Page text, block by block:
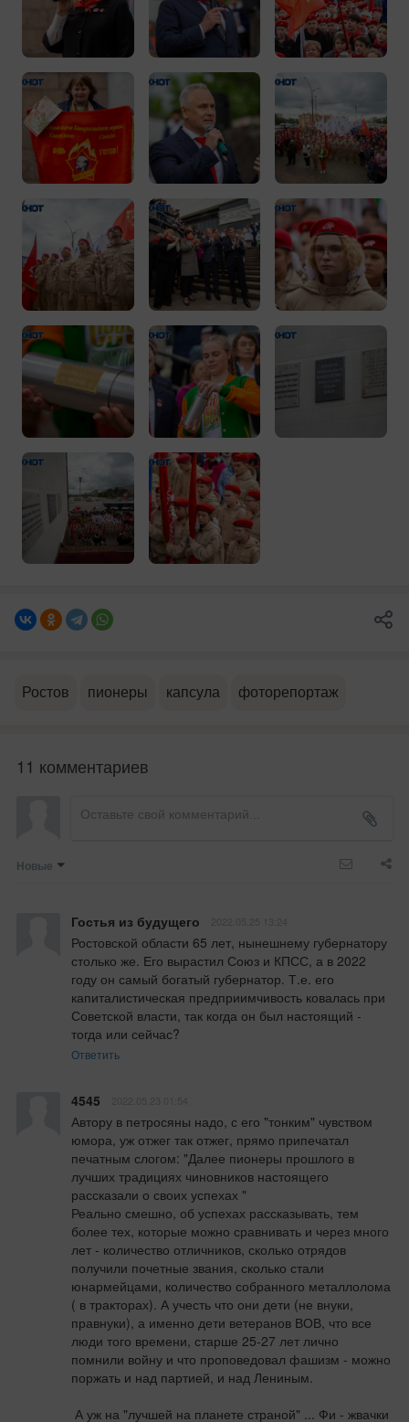
Ростов пионеры капсула фоторепортаж
11 комментариев
Новые
Гостья из будущего
Ростовской области 65 лет, нынешнему губернатору
столько же. Его вырастил Союз и КПСС, а в 2022
году он самый богатый губернатор. Т.е. его
капиталистическая предприимчивость ковалась при
Советской власти, так когда он был настоящий -
тогда или сейчас?
Ответить
4545
Автору в петросяны надо, с его "тонким" чувством
юмора, уж отжег так отжег, прямо припечатал
печатным слогом: "Далее пионеры прошлого в
лучших традициях чиновников настоящего
рассказали о своих успехах "
Реально смешно, об успехах рассказывать, тем
более тех, которые можно сравнивать и через много
лет - количество отличников, сколько отрядов
получили почетные звания, сколько стали
юнармейцами, количество собранного металлолома
( в тракторах). А учесть что они дети (не внуки,
правнуки), а именно дети ветеранов ВОВ, что все
люди того времени, старше 25-27 лет лично
помнили войну и что проповедовал фашизм - можно
поржать и над партией, и над Лениным.